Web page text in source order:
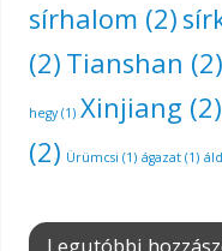
sírhalom (2)
(2) Tianshan (2)
hegy(1) Xinjiang (2)
(2) Ürümcsi (1) ágazat(1)